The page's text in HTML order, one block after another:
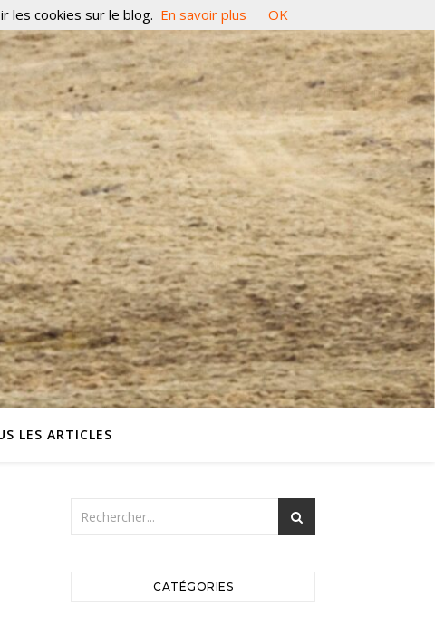
LES ARTICLES
CATÉGORIES
les cookies sur le blog. En savoir plus OK